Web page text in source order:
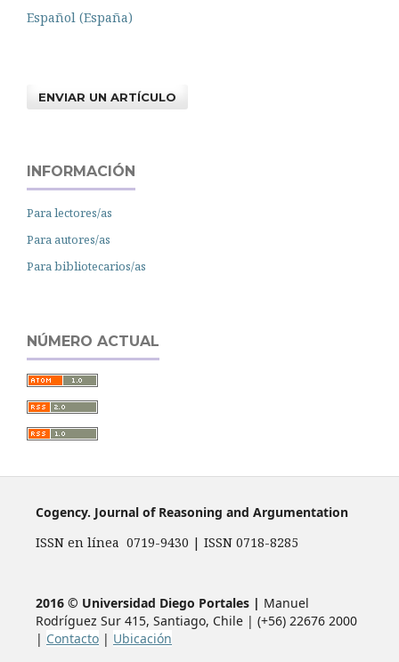
Español (España)
ENVIAR UN ARTÍCULO
INFORMACIÓN
Para lectores/as
Para autores/as
Para bibliotecarios/as
NÚMERO ACTUAL
Cogency. Journal of Reasoning and Argumentation
ISSN en línea 0719-9430 | ISSN 0718-8285
2016 © Universidad Diego Portales | Manuel
Rodríguez Sur 415, Santiago, Chile | (+56) 22676 2000
| Contacto | Ubicación